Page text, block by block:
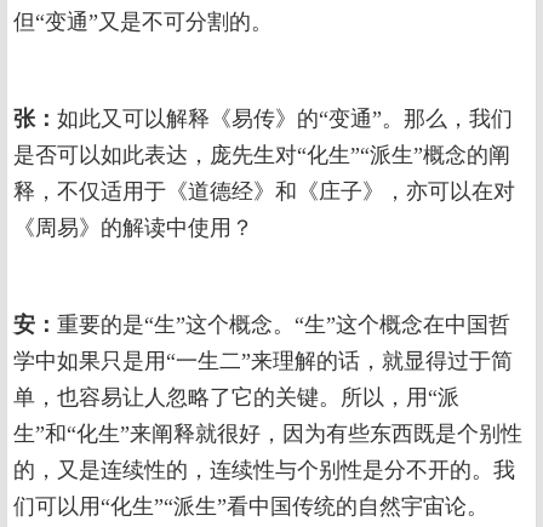
但“变通”又是不可分割的。
张： 如此又可以解释《易传》的“变通”。那么，我们
是否可以如此表达，庞先生对“化生”“派生”概念的阐
释，不仅适用于《道德经》和《庄子》，亦可以在对
《周易》的解读中使用？
安： 重要的是“生”这个概念。“生”这个概念在中国哲
学中如果只是用“一生二”来理解的话，就显得过于简
单，也容易让人忽略了它的关键。所以，用“派
生”和“化生”来阐释就很好，因为有些东西既是个别性
的，又是连续性的，连续性与个别性是分不开的。我
们可以用“化生”“派生”看中国传统的自然宇宙论。